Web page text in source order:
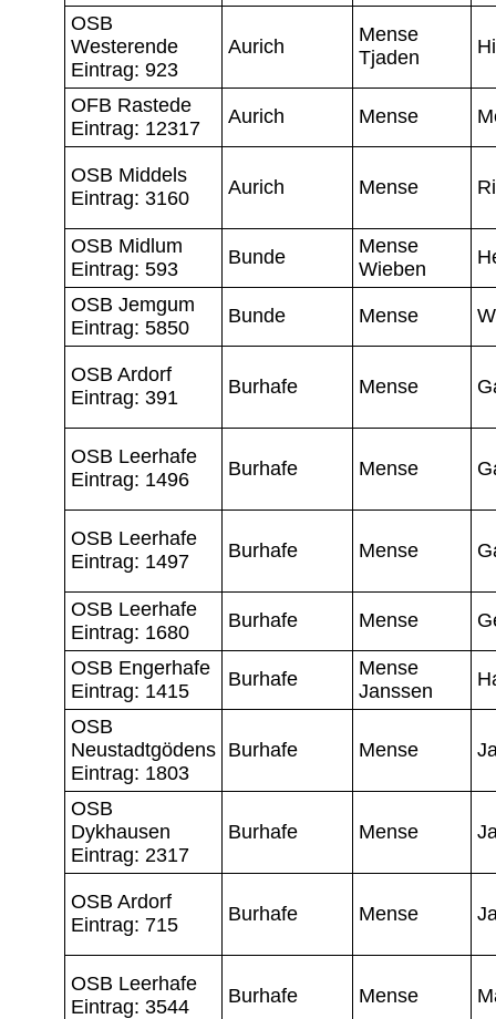
OSB
Westerende
Eintrag: 923
Aurich
Mense
Tjaden
OFB Rastede
Eintrag: 12317
Aurich Mense
OSB Middels
Eintrag: 3160
Aurich Mense
OSB Midlum
Eintrag: 593
Bunde
Mense
Wieben
OSB Jemgum
Eintrag: 5850
Bunde Mense
OSB Ardorf
Eintrag: 391
Burhafe Mense
OSB Leerhafe
Eintrag: 1496
Burhafe Mense
OSB Leerhafe
Eintrag: 1497
Burhafe Mense
OSB Leerhafe
Eintrag: 1680
Burhafe Mense
OSB Engerhafe
Eintrag: 1415
Burhafe
Mense
Janssen
OSB
Neustadtgödens
Eintrag: 1803
Burhafe Mense
OSB
Dykhausen
Eintrag: 2317
Burhafe Mense
OSB Ardorf
Eintrag: 715
Burhafe Mense
OSB Leerhafe
Eintrag: 3544
Burhafe Mense